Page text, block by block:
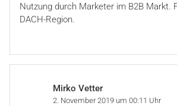
Nutzung durch Marketer im B2B Markt.
DACH-Region.
Mirko Vetter
2. November 2019 um 00:11 Uhr